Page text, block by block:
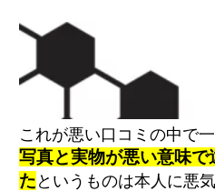
これが悪い口コミの中で
写真と実物が悪い意味で
た というものは本人に悪